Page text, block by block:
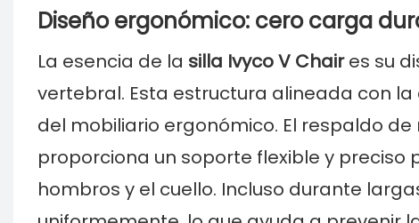
Diseño ergonómico: cero carga
La esencia de la silla Ivyco V Chaires su
vertebral. Esta estructura alineada con
del mobiliario ergonómico. El respaldo
proporciona un soporte flexible y
hombros y el cuello. Incluso durante